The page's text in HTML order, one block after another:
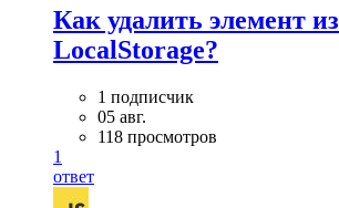
Как удалить элемент из
LocalStorage?
1 подписчик
05 авг.
118 просмотров
1
ответ